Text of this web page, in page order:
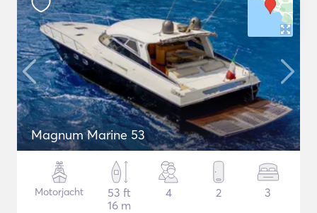
Magnum Marine 53
Motorjacht
53 ft
16 m
4 2 3